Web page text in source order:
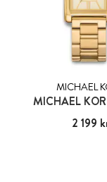
MICHAEL
MICHAEL
Pris :2 199
2 199